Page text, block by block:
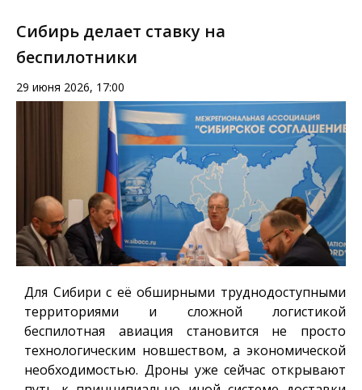
Сибирь делает ставку на
беспилотники
29 июня 2026, 17:00
Для Сибири с её обширными труднодоступными
территориями и сложной логистикой
беспилотная авиация становится не просто
технологическим новшеством, а экономической
необходимостью. Дроны уже сейчас открывают